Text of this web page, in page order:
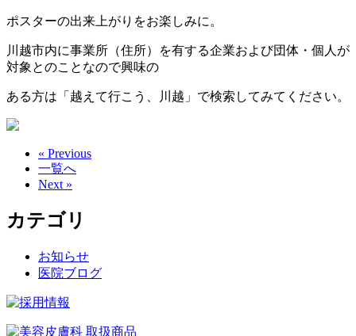
ポスターの出来上がりをお楽しみに。
川越市内に事業所（住所）を有する企業および団体・個人が
対象とのことなので興味の
ある方は「越えて行こう、川越」で検索してみてください。
« Previous
一覧へ
Next »
カテゴリ
お知らせ
医院ブログ